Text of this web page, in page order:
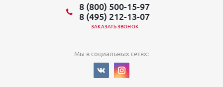
8 (800) 500-15-97
8 (495) 212-13-07
ЗАКАЗАТЬ ЗВОНОК
Мы в социальных сетях: